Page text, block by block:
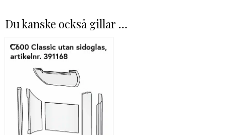
Du kanske också gillar …